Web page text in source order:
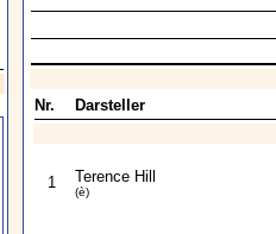
Nr. Darsteller
1 Terence Hill
(è)